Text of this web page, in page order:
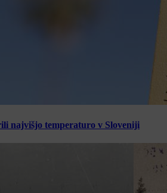
najvišjo temperaturo v Sloveniji